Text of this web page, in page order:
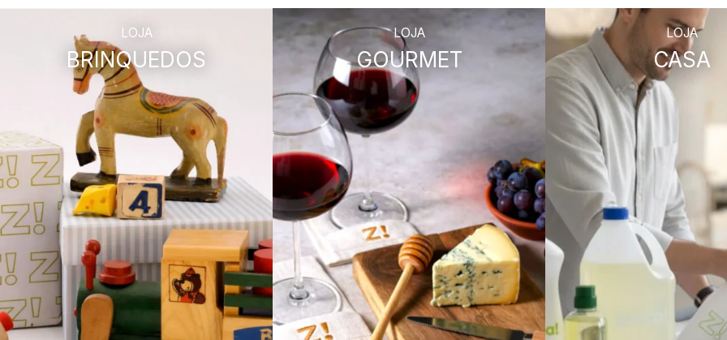
LOJA
BRINQUEDOS
LOJA
GOURMET
LOJA
CASA